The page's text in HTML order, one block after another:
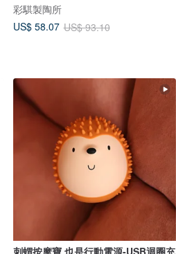
彩騏製陶所
US$ 58.07 US$ 93.10